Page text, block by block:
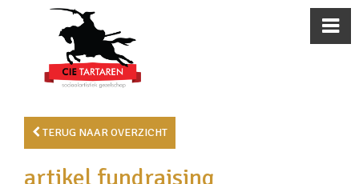
TERUG NAAR OVERZICHT
artikel fundraising